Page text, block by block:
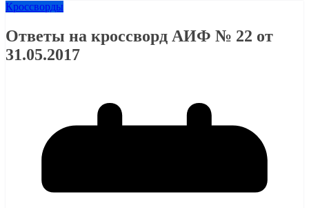
Кроссворды
Ответы на кроссворд АИФ № 22 от
31.05.2017